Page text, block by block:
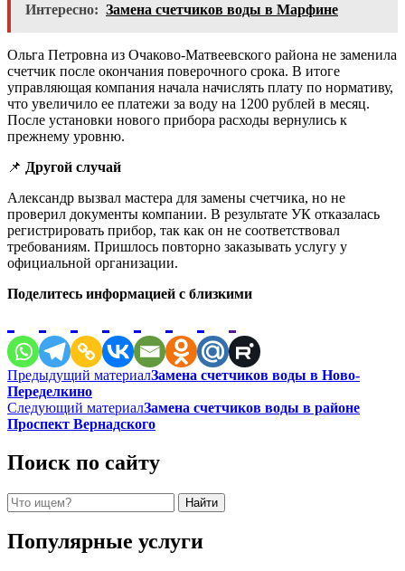
Интересно: Замена счетчиков воды в Марфине
Ольга Петровна из Очаково-Матвеевского района не заменила
счетчик после окончания поверочного срока. В итоге
управляющая компания начала начислять плату по нормативу,
что увеличило ее платежи за воду на 1200 рублей в месяц.
После установки нового прибора расходы вернулись к
прежнему уровню.
📌 Другой случай
Александр вызвал мастера для замены счетчика, но не
проверил документы компании. В результате УК отказалась
регистрировать прибор, так как он не соответствовал
требованиям. Пришлось повторно заказывать услугу у
официальной организации.
Поделитесь информацией с близкими
Навигация
по
записям
Предыдущий материалЗамена счетчиков воды в Ново-
Переделкино
Следующий материалЗамена счетчиков воды в районе
Проспект Вернадского
Поиск по сайту
Поиск Найти
Популярные услуги